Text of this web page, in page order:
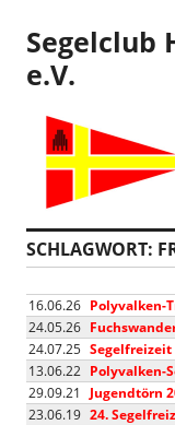
Inhalt
springen
Segelclub
e.V.
SCHLAGWORT:
16.06.26 Polyvalken-
24.05.26
24.07.25 Segelfreizeit
13.06.22 Polyvalken-
29.09.21
Jugendtörn
23.06.19 24.